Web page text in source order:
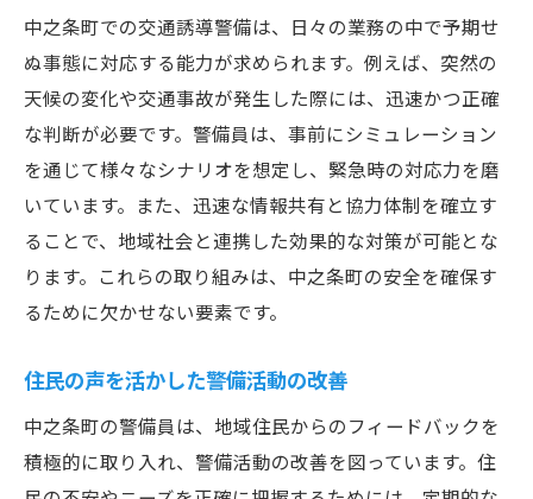
中之条町での交通誘導警備は、日々の業務の中で予期せ
ぬ事態に対応する能力が求められます。例えば、突然の
天候の変化や交通事故が発生した際には、迅速かつ正確
な判断が必要です。警備員は、事前にシミュレーション
を通じて様々なシナリオを想定し、緊急時の対応力を磨
いています。また、迅速な情報共有と協力体制を確立す
ることで、地域社会と連携した効果的な対策が可能とな
ります。これらの取り組みは、中之条町の安全を確保す
るために欠かせない要素です。
住民の声を活かした警備活動の改善
中之条町の警備員は、地域住民からのフィードバックを
積極的に取り入れ、警備活動の改善を図っています。住